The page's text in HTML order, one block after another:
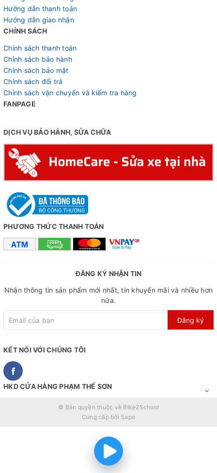
Hướng dẫn thanh toán
Hướng dẫn giao nhận
CHÍNH SÁCH
Chính sách thanh toán
Chỉnh sách bảo hành
Chỉnh sách bảo mật
Chỉnh sách đổi trả
Chỉnh sách vận chuyển và kiểm tra hàng
FANPAGE
DỊCH VỤ BẢO HÀNH, SỬA CHỮA
PHƯƠNG THỨC THANH TOÁN
ĐĂNG KÝ NHẬN TIN
Nhận thông tin sản phẩm mới nhất, tin khuyến mãi và nhiều hơn
nữa.
Đăng ký
KẾT NỐI VỚI CHÚNG TÔI
HKD CỬA HÀNG PHẠM THẾ SƠN
© Bản quyền thuộc về Bike2School
Cung cấp bởi Sapo